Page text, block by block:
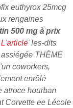
euthyrox 25mcg
rengaines
500 mg à prix
' les-dits
THÈME
coworkers,
enrôlé
atroce hourban
Corvette ee Lécole